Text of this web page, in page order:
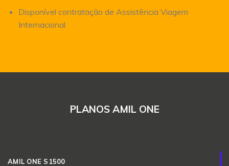
Disponível contratação de Assistência Viagem
Internacional
PLANOS AMIL ONE
AMIL ONE S1500